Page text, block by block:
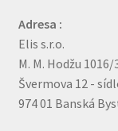
Adresa :
Elis s.r.o.
M. M. Hodžu
Švermova 12 -
974 01 Banská